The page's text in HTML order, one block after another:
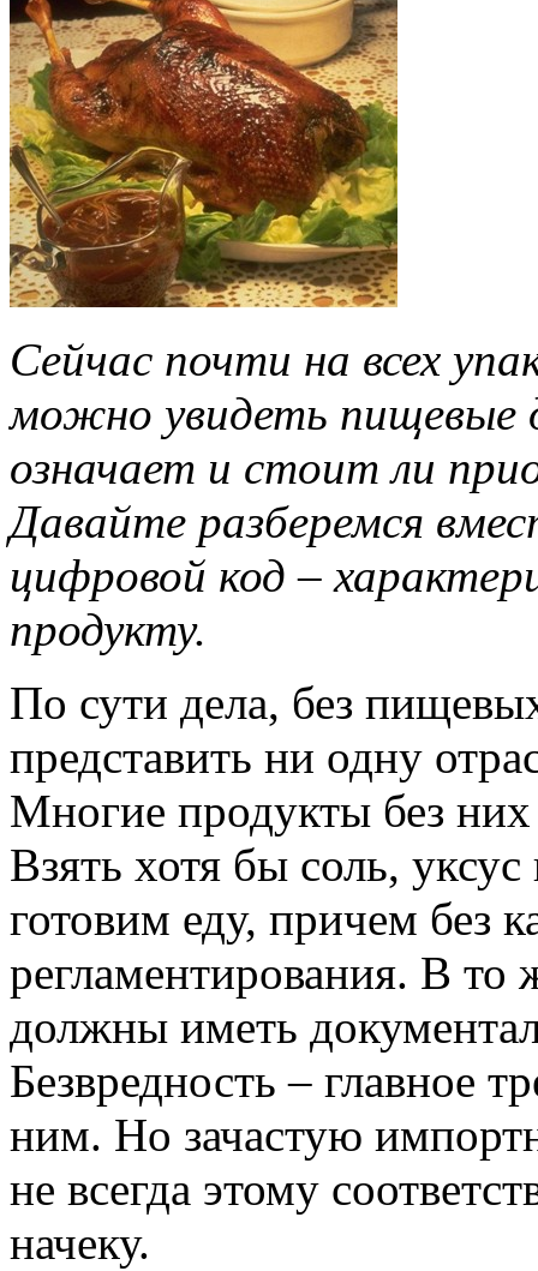
Сейчас почти на всех
можно увидеть пищевые
означает и стоит ли
Давайте разберемся
цифровой код –
продукту.
По сути дела, без
представить ни одну
Многие продукты без
Взять хотя бы соль,
готовим еду, причем без
регламентирования. В то
должны иметь
Безвредность – главное
ним. Но зачастую
не всегда этому
начеку.